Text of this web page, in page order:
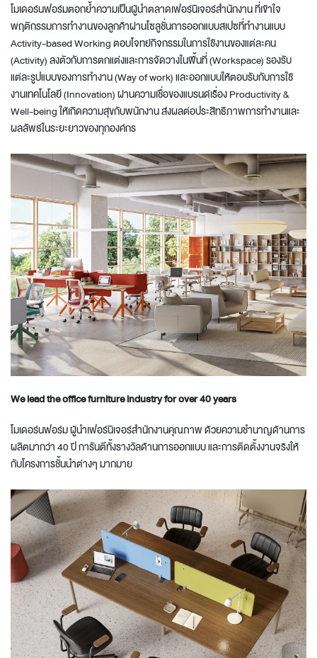
โมเดอร์นฟอร์มตอกย้ำความเป็นผู้นำตลาดเฟอร์นิเจอร์สำนักงาน ที่เข้าใจ
พฤติกรรมการทำงานของลูกค้าผ่านโซลูชั่นการออกแบบสเปซที่ทำงานแบบ
Activity-based Working ตอบโจทย์กิจกรรมในการใช้งานของแต่ละคน
(Activity) ลงตัวกับการตกแต่งและการจัดวางในพื้นที่ (Workspace) รองรับ
แต่ละรูปแบบของการทำงาน (Way of work) และออกแบบให้ตอบรับกับการใช้
งานเทคโนโลยี (Innovation) ผ่านความเชื่อของแบรนด์เรื่อง Productivity &
Well-being ให้เกิดความสุขกับพนักงาน ส่งผลต่อประสิทธิภาพการทำงานและ
ผลลัพธ์ในระยะยาวของทุกองค์กร
We lead the office furniture industry for over 40 years
โมเดอร์นฟอร์ม ผู้นำเฟอร์นิเจอร์สำนักงานคุณภาพ ด้วยความชำนาญด้านการ
ผลิตมากว่า 40 ปี การันตีทั้งรางวัลด้านการออกแบบ และการติดตั้งงานจริงให้
กับโครงการชั้นนำต่างๆ มากมาย